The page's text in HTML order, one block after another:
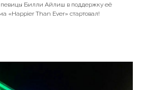
Билли Айлиш в поддержку её
«Happier Than Ever» стартовал!